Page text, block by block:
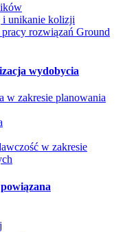
i unikanie kolizji
rozwiązań Ground
wydobycia
w zakresie planowania
w zakresie